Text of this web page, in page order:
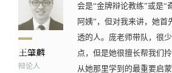
辩论人
会是“金牌辩论教练”或是“
阿姨”，但对我来讲，她首
透的人。庞老师带队，很
点，但是她很擅长帮我们
从她那里学到的最重要启